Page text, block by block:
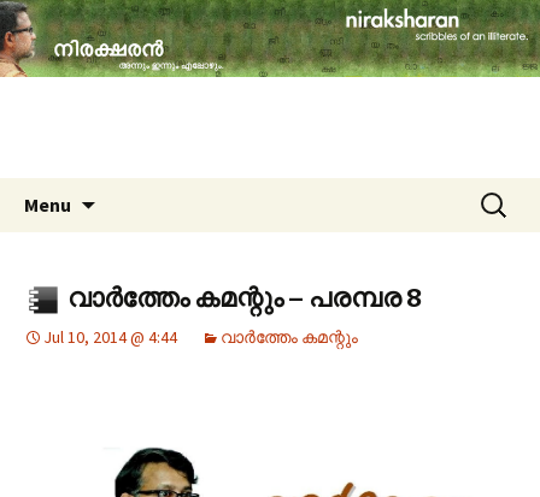
niraksharan (നിരക്ഷരൻ)
travelogues, book reviews, social issues,
cinema, memories & lot more…
Menu
Search
for:
വാർത്തേം കമന്റും – പരമ്പര 8
Jul 10, 2014 @ 4:44 വാർത്തേം കമന്റും